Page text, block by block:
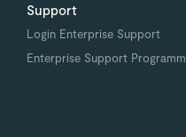
Support
Login Enterprise Support
Enterprise Support Programm